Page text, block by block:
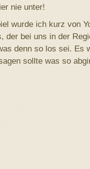
nie unter!
wurde ich kurz von
der bei uns in der
denn so los sei. Es
sollte was so